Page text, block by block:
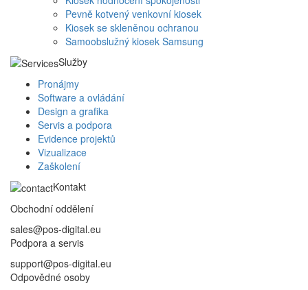
Pevně kotvený venkovní kiosek
Kiosek se skleněnou ochranou
Samoobslužný kiosek Samsung
Služby
Pronájmy
Software a ovládání
Design a grafika
Servis a podpora
Evidence projektů
Vizualizace
Zaškolení
Kontakt
Obchodní oddělení
sales@pos-digital.eu
Podpora a servis
support@pos-digital.eu
Odpovědné osoby